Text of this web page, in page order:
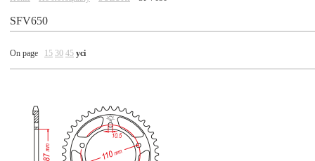
SFV650
On page 15 30 45 усі